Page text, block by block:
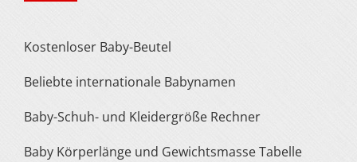
Kostenloser Baby-Beutel
Beliebte internationale Babynamen
Baby-Schuh- und Kleidergröße Rechner
Baby Körperlänge und Gewichtsmasse Tabelle